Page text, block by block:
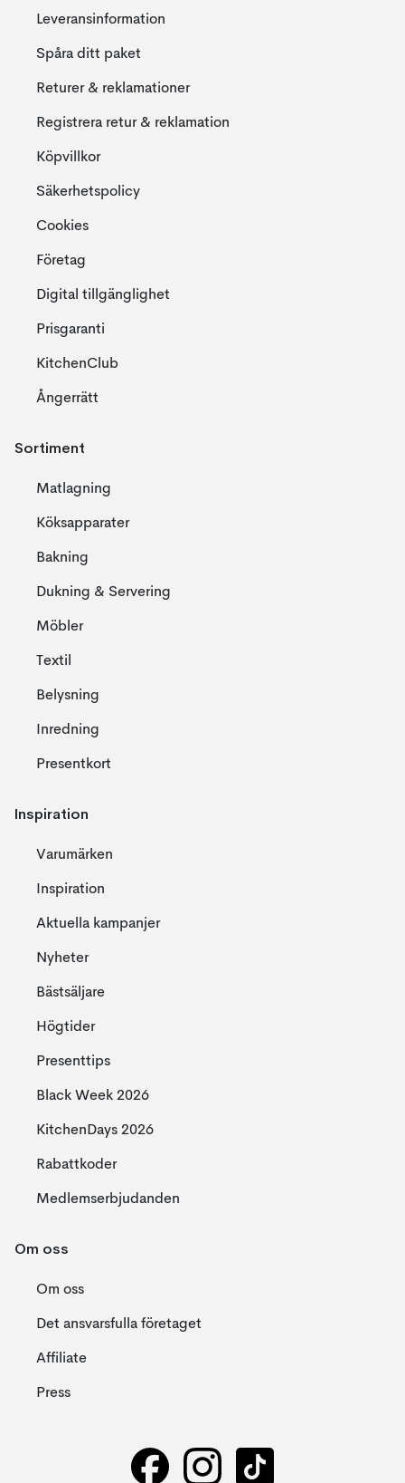
Leveransinformation
Spåra ditt paket
Returer & reklamationer
Registrera retur & reklamation
Köpvillkor
Säkerhetspolicy
Cookies
Företag
Digital tillgänglighet
Prisgaranti
KitchenClub
Ångerrätt
Sortiment
Matlagning
Köksapparater
Bakning
Dukning & Servering
Möbler
Textil
Belysning
Inredning
Presentkort
Inspiration
Varumärken
Inspiration
Aktuella kampanjer
Nyheter
Bästsäljare
Högtider
Presenttips
Black Week 2026
KitchenDays 2026
Rabattkoder
Medlemserbjudanden
Om oss
Om oss
Det ansvarsfulla företaget
Affiliate
Press